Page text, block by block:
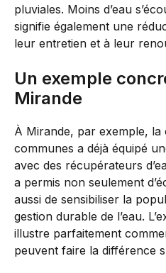
pluviales. Moins d’eau
signifie également une
leur entretien et à leur
Un exemple
Mirande
À Mirande, par exemple, la
communes a déjà équipé
avec des récupérateurs
a permis non seulement
aussi de sensibiliser la
gestion durable de l’eau.
illustre parfaitement
peuvent faire la différence